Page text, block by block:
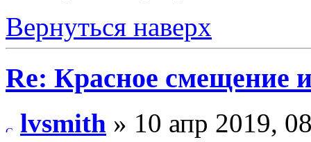
Вернуться наверх
Re: Красное смещение
lvsmith » 10 апр 2019,